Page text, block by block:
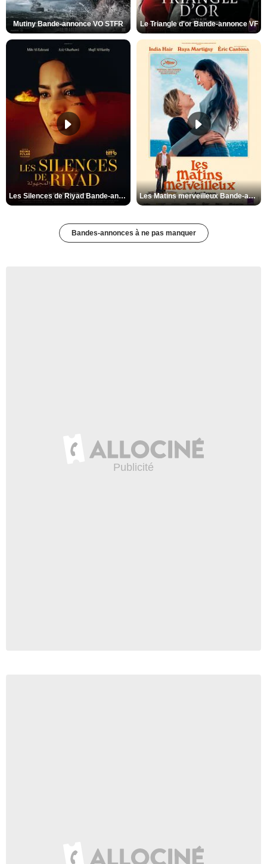
Mutiny Bande-annonce VO STFR Le Triangle d'or Bande-annonce VF
Les Silences de Riyad Bande-annonce VO STFR Les Matins merveilleux Bande-annonce VF
Bandes-annonces à ne pas manquer